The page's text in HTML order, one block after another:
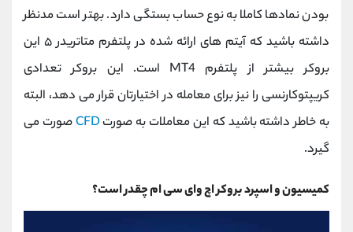
بودن نمادها کاملا به نوع حساب بستگی دارد. بهتر است مدنظر
داشته باشید که آیتم‌ های ارائه شده در پلتفرم متاتریدر ۵ این
بروکر بیشتر از پلتفرم MT4 است. این بروکر تعدادی
کریپتوکارنسی را نیز برای معامله در اختیارتان قرار می ‌دهد، البته
به خاطر داشته باشید که این معاملات به صورتCFDصورت می‌
گیرد.
کمیسیون و اسپرد بروکر اچ وای سی ام چقدر است؟